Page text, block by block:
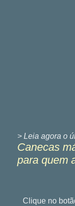
> Leia agora o
Canecas
para quem
Clique no